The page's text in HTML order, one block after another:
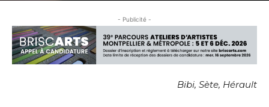
- Publicité -
Bibi, Sète, Hérault